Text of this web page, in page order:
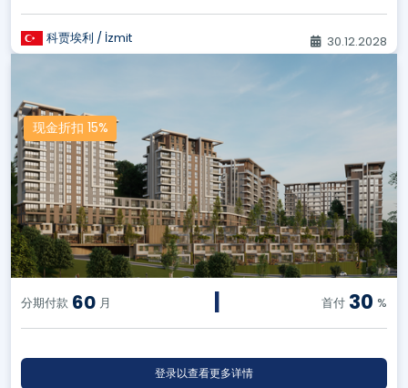
择，包括花园复式公寓、...
科贾埃利 / İzmit 30.12.2028
现金折扣 15%
分期付款 60 月 | 首付 30 %
登录以查看更多详情